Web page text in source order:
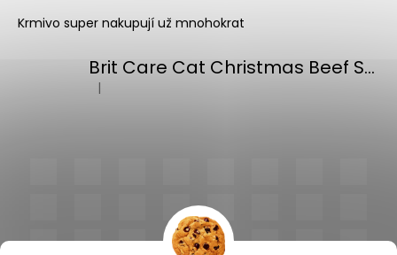
Krmivo super nakupují už mnohokrat
Brit Care Cat Christmas Beef Soup 75g
Hodnocení produktu je 5 z 5 hvězdiček.
|